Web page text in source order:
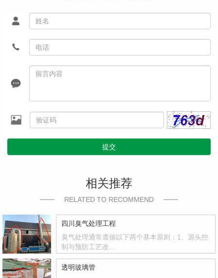
提交
相关推荐
RELATED TO RECOMMEND
四川臭气处理工程
臭气处理通常遵循以下两个基本原则：1、源头控
制与预防工艺改…
透明玻璃管